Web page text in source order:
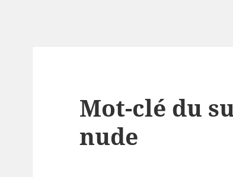
Mot-clé du
nude